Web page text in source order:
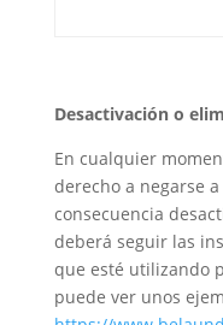
Desactivación o
En cualquier
derecho a negarse
consecuencia
deberá seguir las
que esté utilizando
puede ver unos